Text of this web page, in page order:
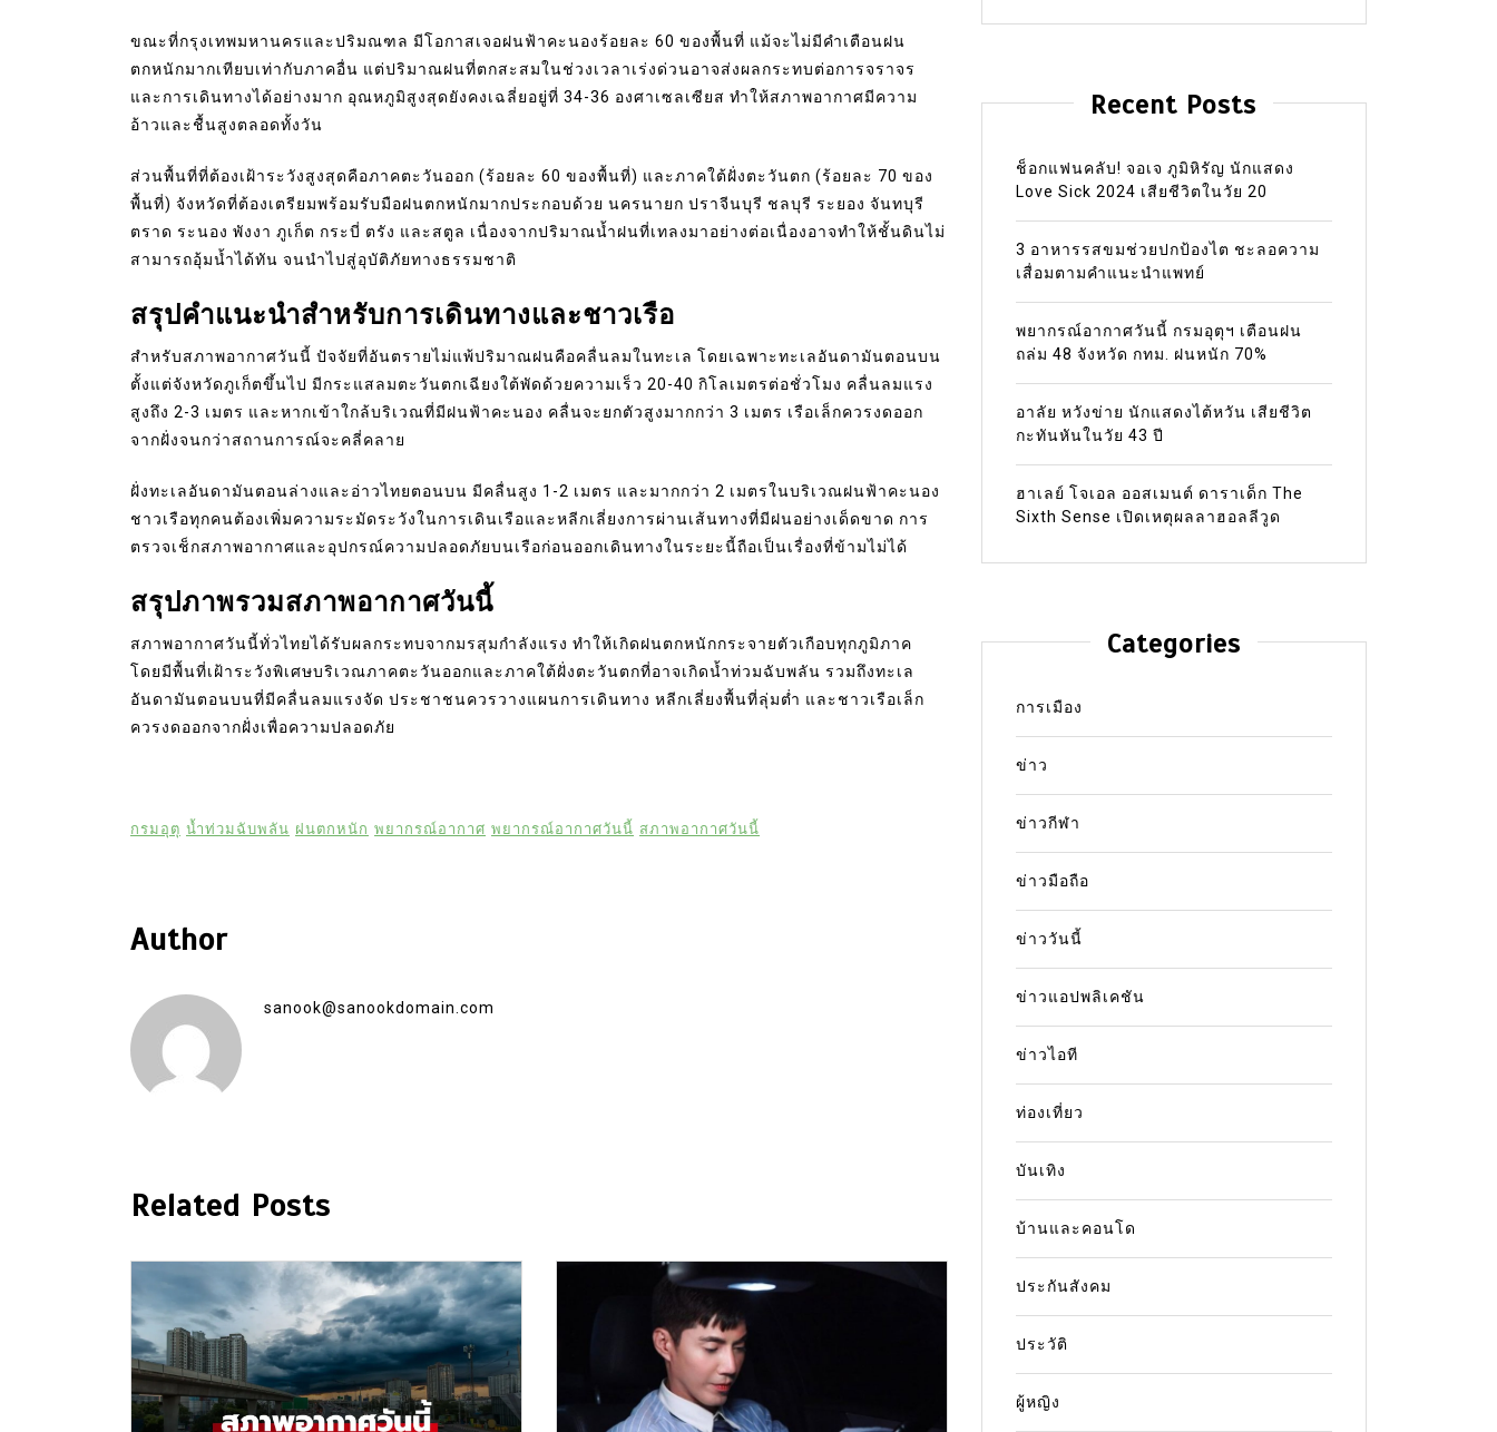
ขณะที่กรุงเทพมหานครและปริมณฑล มีโอกาสเจอฝนฟ้าคะนองร้อยละ 60 ของพื้นที่ แม้จะไม่มีคำเตือนฝน
ตกหนักมากเทียบเท่ากับภาคอื่น แต่ปริมาณฝนที่ตกสะสมในช่วงเวลาเร่งด่วนอาจส่งผลกระทบต่อการจราจร
และการเดินทางได้อย่างมาก อุณหภูมิสูงสุดยังคงเฉลี่ยอยู่ที่ 34-36 องศาเซลเซียส ทำให้สภาพอากาศมีความ
อ้าวและชื้นสูงตลอดทั้งวัน
ส่วนพื้นที่ที่ต้องเฝ้าระวังสูงสุดคือภาคตะวันออก (ร้อยละ 60 ของพื้นที่) และภาคใต้ฝั่งตะวันตก (ร้อยละ 70 ของ
พื้นที่) จังหวัดที่ต้องเตรียมพร้อมรับมือฝนตกหนักมากประกอบด้วย นครนายก ปราจีนบุรี ชลบุรี ระยอง จันทบุรี
ตราด ระนอง พังงา ภูเก็ต กระบี่ ตรัง และสตูล เนื่องจากปริมาณน้ำฝนที่เทลงมาอย่างต่อเนื่องอาจทำให้ชั้นดินไม่
สามารถอุ้มน้ำได้ทัน จนนำไปสู่อุบัติภัยทางธรรมชาติ
สรุปคำแนะนำสำหรับการเดินทางและชาวเรือ
สำหรับสภาพอากาศวันนี้ ปัจจัยที่อันตรายไม่แพ้ปริมาณฝนคือคลื่นลมในทะเล โดยเฉพาะทะเลอันดามันตอนบน
ตั้งแต่จังหวัดภูเก็ตขึ้นไป มีกระแสลมตะวันตกเฉียงใต้พัดด้วยความเร็ว 20-40 กิโลเมตรต่อชั่วโมง คลื่นลมแรง
สูงถึง 2-3 เมตร และหากเข้าใกล้บริเวณที่มีฝนฟ้าคะนอง คลื่นจะยกตัวสูงมากกว่า 3 เมตร เรือเล็กควรงดออก
จากฝั่งจนกว่าสถานการณ์จะคลี่คลาย
ฝั่งทะเลอันดามันตอนล่างและอ่าวไทยตอนบน มีคลื่นสูง 1-2 เมตร และมากกว่า 2 เมตรในบริเวณฝนฟ้าคะนอง
ชาวเรือทุกคนต้องเพิ่มความระมัดระวังในการเดินเรือและหลีกเลี่ยงการผ่านเส้นทางที่มีฝนอย่างเด็ดขาด การ
ตรวจเช็กสภาพอากาศและอุปกรณ์ความปลอดภัยบนเรือก่อนออกเดินทางในระยะนี้ถือเป็นเรื่องที่ข้ามไม่ได้
สรุปภาพรวมสภาพอากาศวันนี้
สภาพอากาศวันนี้ทั่วไทยได้รับผลกระทบจากมรสุมกำลังแรง ทำให้เกิดฝนตกหนักกระจายตัวเกือบทุกภูมิภาค
โดยมีพื้นที่เฝ้าระวังพิเศษบริเวณภาคตะวันออกและภาคใต้ฝั่งตะวันตกที่อาจเกิดน้ำท่วมฉับพลัน รวมถึงทะเล
อันดามันตอนบนที่มีคลื่นลมแรงจัด ประชาชนควรวางแผนการเดินทาง หลีกเลี่ยงพื้นที่ลุ่มต่ำ และชาวเรือเล็ก
ควรงดออกจากฝั่งเพื่อความปลอดภัย
กรมอุตุ น้ำท่วมฉับพลัน ฝนตกหนัก พยากรณ์อากาศ พยากรณ์อากาศวันนี้ สภาพอากาศวันนี้
Author
sanook@sanookdomain.com
Related Posts
Recent Posts
ช็อกแฟนคลับ! จอเจ ภูมิหิรัญ นักแสดง
Love Sick 2024 เสียชีวิตในวัย 20
3 อาหารรสขมช่วยปกป้องไต ชะลอความ
เสื่อมตามคำแนะนำแพทย์
พยากรณ์อากาศวันนี้ กรมอุตุฯ เตือนฝน
ถล่ม 48 จังหวัด กทม. ฝนหนัก 70%
อาลัย หวังข่าย นักแสดงไต้หวัน เสียชีวิต
กะทันหันในวัย 43 ปี
ฮาเลย์ โจเอล ออสเมนต์ ดาราเด็ก The
Sixth Sense เปิดเหตุผลลาฮอลลีวูด
Categories
การเมือง
ข่าว
ข่าวกีฬา
ข่าวมือถือ
ข่าววันนี้
ข่าวแอปพลิเคชัน
ข่าวไอที
ท่องเที่ยว
บันเทิง
บ้านและคอนโด
ประกันสังคม
ประวัติ
ผู้หญิง